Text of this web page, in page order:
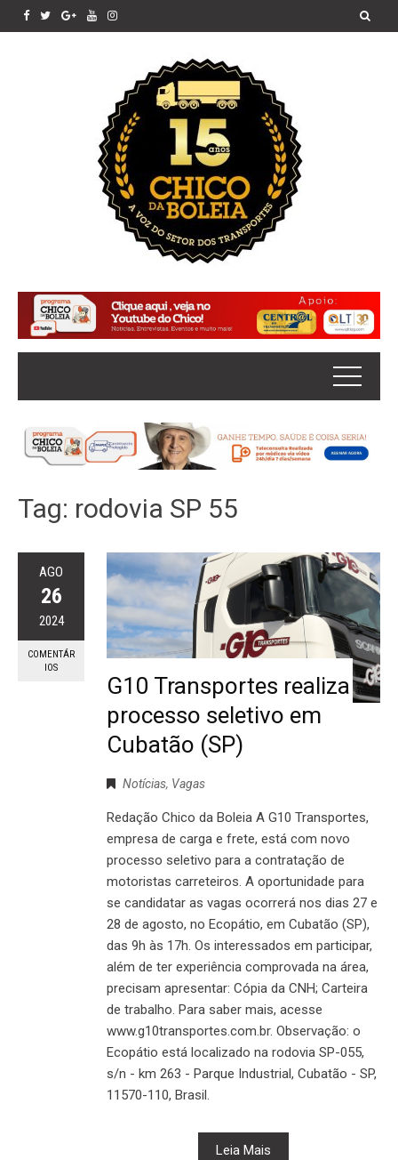
Tag: rodovia SP 55
AGO
26
2024
COMENTÁR
IOS
G10 Transportes realiza
processo seletivo em
Cubatão (SP)
Notícias, Vagas
Redação Chico da Boleia A G10 Transportes,
empresa de carga e frete, está com novo
processo seletivo para a contratação de
motoristas carreteiros. A oportunidade para
se candidatar as vagas ocorrerá nos dias 27 e
28 de agosto, no Ecopátio, em Cubatão (SP),
das 9h às 17h. Os interessados em participar,
além de ter experiência comprovada na área,
precisam apresentar: Cópia da CNH; Carteira
de trabalho. Para saber mais, acesse
www.g10transportes.com.br. Observação: o
Ecopátio está localizado na rodovia SP-055,
s/n - km 263 - Parque Industrial, Cubatão - SP,
11570-110, Brasil.
Leia Mais